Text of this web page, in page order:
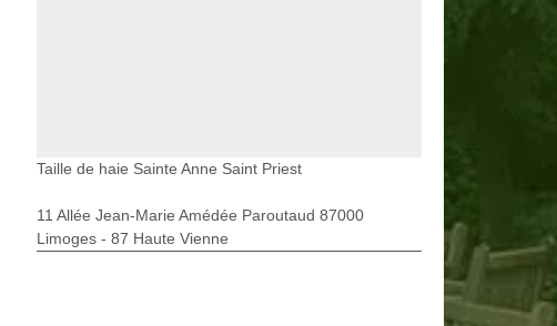
Taille de haie Sainte Anne Saint Priest
11 Allée Jean-Marie Amédée Paroutaud 87000
Limoges - 87 Haute Vienne